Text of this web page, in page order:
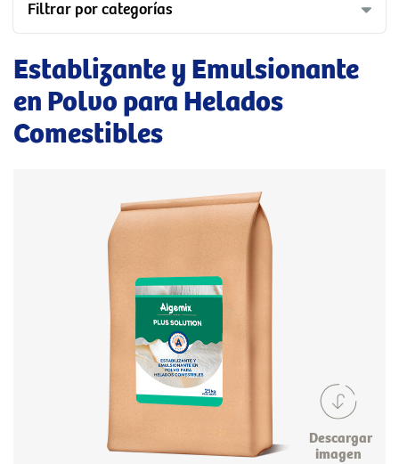
Filtrar por categorías
Establizante y Emulsionante
en Polvo para Helados
Comestibles
Descargar
imagen